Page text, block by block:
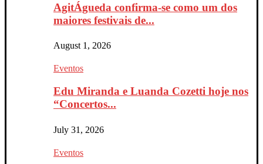
AgitÁgueda confirma-se como um dos
maiores festivais de...
August 1, 2026
Eventos
Edu Miranda e Luanda Cozetti hoje nos
“Concertos...
July 31, 2026
Eventos